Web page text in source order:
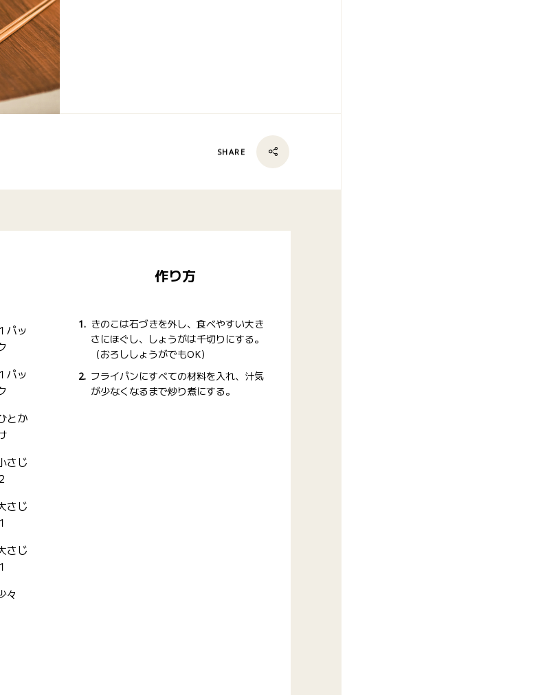
SHARE
パッ
パッ
とか
さじ
さじ
さじ
々
作り方
きのこは石づきを外し、食べやすい大き
さにほぐし、しょうがは千切りにする。
（おろししょうがでもOK）
フライパンにすべての材料を入れ、汁気
が少なくなるまで炒り煮にする。